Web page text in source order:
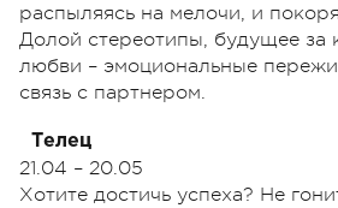
распыляясь на мелочи, и
Долой стереотипы, будущее за
любви – эмоциональные
связь с партнером.
Телец
21.04 – 20.05
Хотите достичь успеха? Не